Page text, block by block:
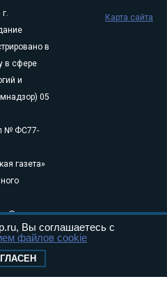
в
в сфере
и
05
№ ФС77-
газета»
еженедельное издание
с 1997 года. Учредители
Совет Федерации РФ. Официальный
Карта сайта
Вы соглашаетесь с
файлов cookie